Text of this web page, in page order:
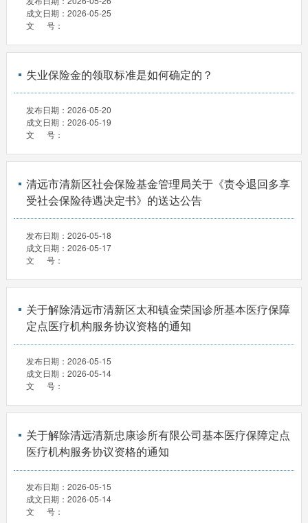
成文日期： 2026-05-25
文 号：
失业保险金的领取标准是如何确定的？
发布日期： 2026-05-20
成文日期： 2026-05-19
文 号：
清远市清新区社会保险基金管理局关于《责令退回多享
受社会保险待遇决定书》的送达公告
发布日期： 2026-05-18
成文日期： 2026-05-17
文 号：
关于解除清远市清新区太和镇金荣国诊所基本医疗保障
定点医疗机构服务协议资格的通知
发布日期： 2026-05-15
成文日期： 2026-05-14
文 号：
关于解除清远清新忠康诊所有限公司基本医疗保障定点
医疗机构服务协议资格的通知
发布日期： 2026-05-15
成文日期： 2026-05-14
文 号：